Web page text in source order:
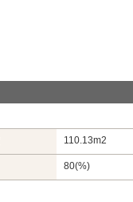
110.13m2
80(%)